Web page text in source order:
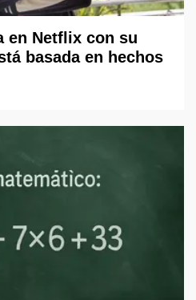
en Netflix con su
basada en hechos